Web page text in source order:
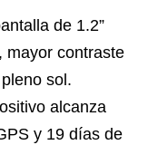
de 1.2”
mayor contraste
sol.
alcanza
y 19 días de